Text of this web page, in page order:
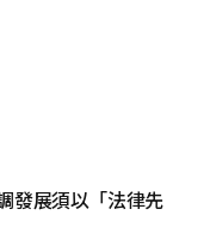
發展須以「法律先